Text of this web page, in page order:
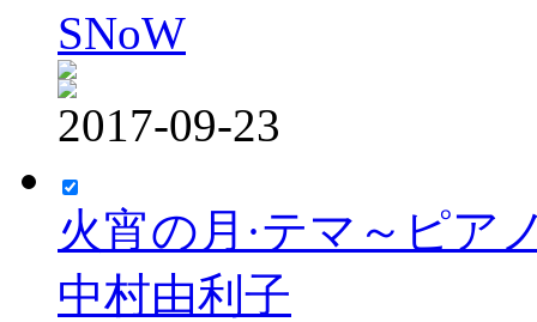
SNoW
2017-09-23
火宵の月·テマ～ピア
中村由利子